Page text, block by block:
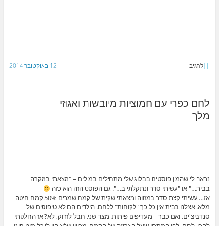
12 באוקטובר 2014 להגיב
לחם כפרי עם חמוציות מיובשות ואגוזי
מלך
נראה לי שהמון פוסטים בבלוג שלי מתחילים במילים – "מצאתי במקרה
בבית…" או "עשיתי סדר ונתקלתי ב…". גם הפוסט הזה הוא כזה
אז… עשיתי קצת סדר במזווה ומצאתי שקית של קמח שמרים 50% קמח חיטה
מלא. אצלנו בבית אין כל כך "לקוחות" ללחם. הילדים הם לא טיפוסים של
סנדביצ'ים, ואם כבר – מעדיפים פיתות. מצד שני, חבל לזרוק, לא? אז החלטתי